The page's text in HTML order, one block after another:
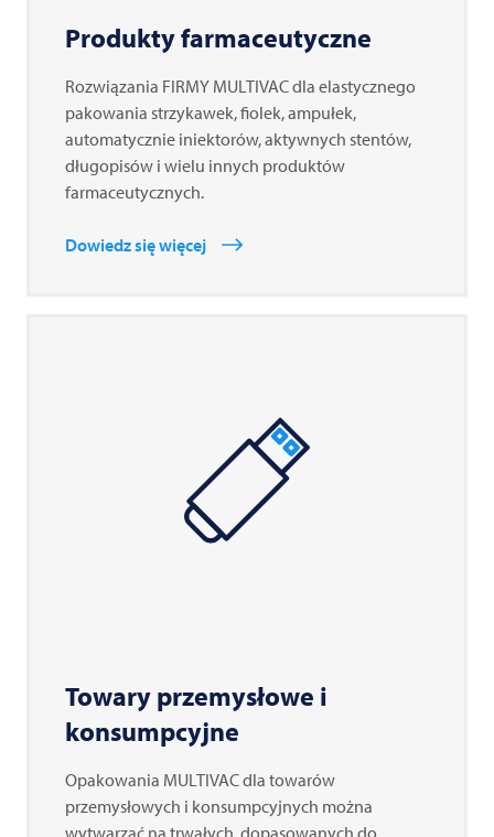
Produkty farmaceutyczne
Rozwiązania FIRMY MULTIVACdla elastycznego
pakowania strzykawek, fiolek, ampułek,
automatycznie iniektorów, aktywnych stentów,
długopisów i wielu innych produktów
farmaceutycznych.
Dowiedz się więcej
Towary przemysłowe i
konsumpcyjne
Opakowania MULTIVACdla towarów
przemysłowych i konsumpcyjnych można
wytwarzać na trwałych, dopasowanych do